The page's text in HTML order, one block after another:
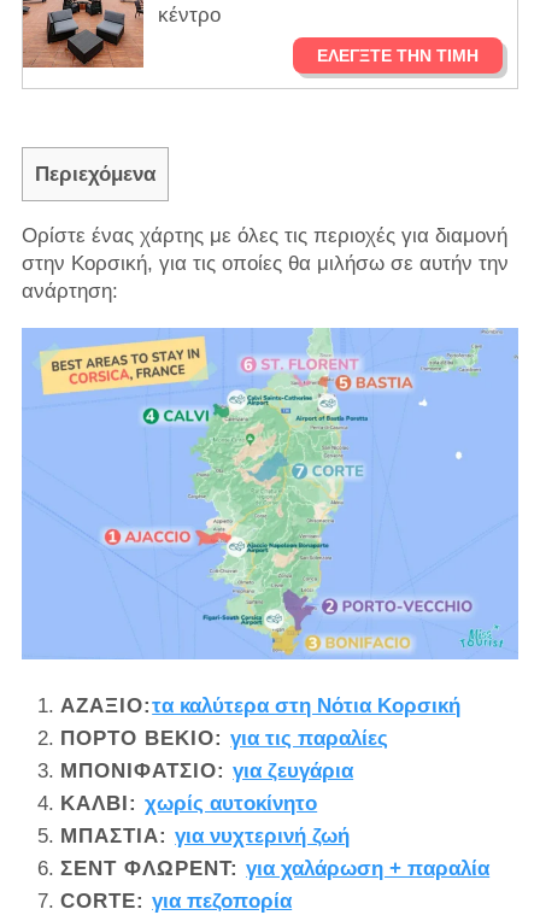
κέντρο
ΕΛΈΓΞΤΕ ΤΗΝ ΤΙΜΉ
Περιεχόμενα
Ορίστε ένας χάρτης με όλες τις περιοχές για διαμονή
στην Κορσική, για τις οποίες θα μιλήσω σε αυτήν την
ανάρτηση:
ΑΖΑΞΙΌ:τα καλύτερα στη Νότια Κορσική
ΠΌΡΤΟ ΒΈΚΙΟ:για τις παραλίες
ΜΠΟΝΙΦΆΤΣΙΟ:για ζευγάρια
ΚΆΛΒΙ:χωρίς αυτοκίνητο
ΜΠΑΣΤΙΆ:για νυχτερινή ζωή
ΣΕΝΤ ΦΛΩΡΈΝΤ:για χαλάρωση + παραλία
CORTE:για πεζοπορία